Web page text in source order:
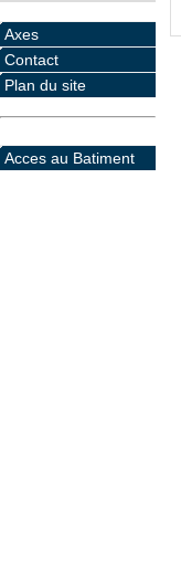
Axes
Contact
Plan du site
Acces au Batiment